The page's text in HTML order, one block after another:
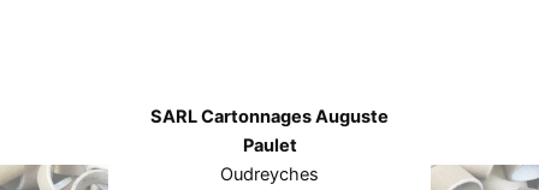
SARL Cartonnages Auguste
Paulet
Oudreyches